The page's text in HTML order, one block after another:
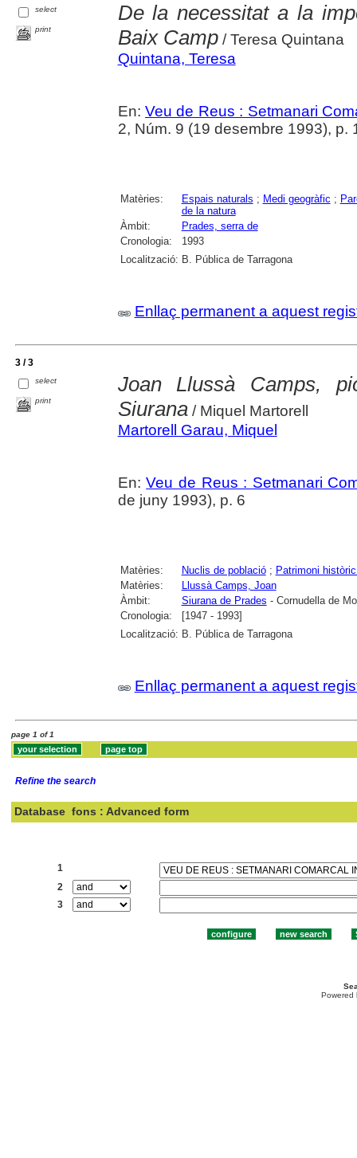
select
print
De la necessitat a la
Baix Camp/ Teresa Quintana
Quintana, Teresa
En: Veu de Reus : Setmanari
2, Núm. 9 (19 desembre 1993), p.
Matèries: Espais naturals ; Medi geogràfic ;
de la natura
Àmbit:
Prades, serra de
Cronologia:
1993
Localització: B. Pública de Tarragona
Enllaç permanent a aquest
3 / 3
select
print
Joan Llussà Camps,
Siurana/ Miquel Martorell
Martorell Garau, Miquel
En:Veu de Reus : Setmanari
de juny 1993), p. 6
Matèries: Nuclis de població; Patrimoni
Matèries:
Llussà Camps, Joan
Àmbit:
Siurana de Prades - Cornudella de
Cronologia:
[1947 - 1993]
Localització: B. Pública de Tarragona
Enllaç permanent a aquest
page 1 of 1
Refine the search
Database fons : Advanced form
1
2
3
Powered